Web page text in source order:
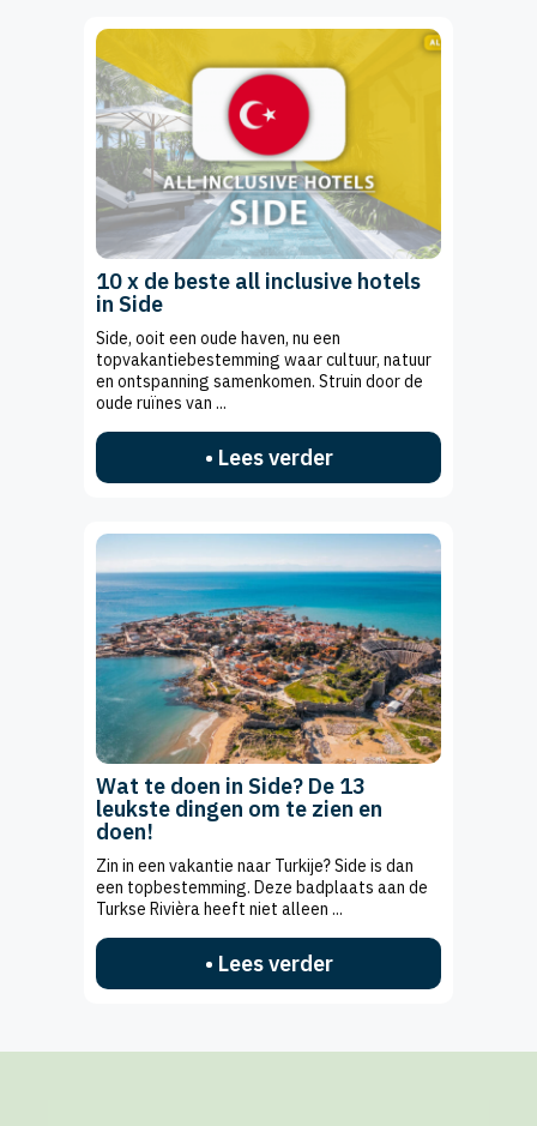
10 x de beste all inclusive hotels
in Side
Side, ooit een oude haven, nu een
topvakantiebestemming waar cultuur, natuur
en ontspanning samenkomen. Struin door de
oude ruïnes van ...
• Lees verder
Wat te doen in Side? De 13
leukste dingen om te zien en
doen!
Zin in een vakantie naar Turkije? Side is dan
een topbestemming. Deze badplaats aan de
Turkse Rivièra heeft niet alleen ...
• Lees verder